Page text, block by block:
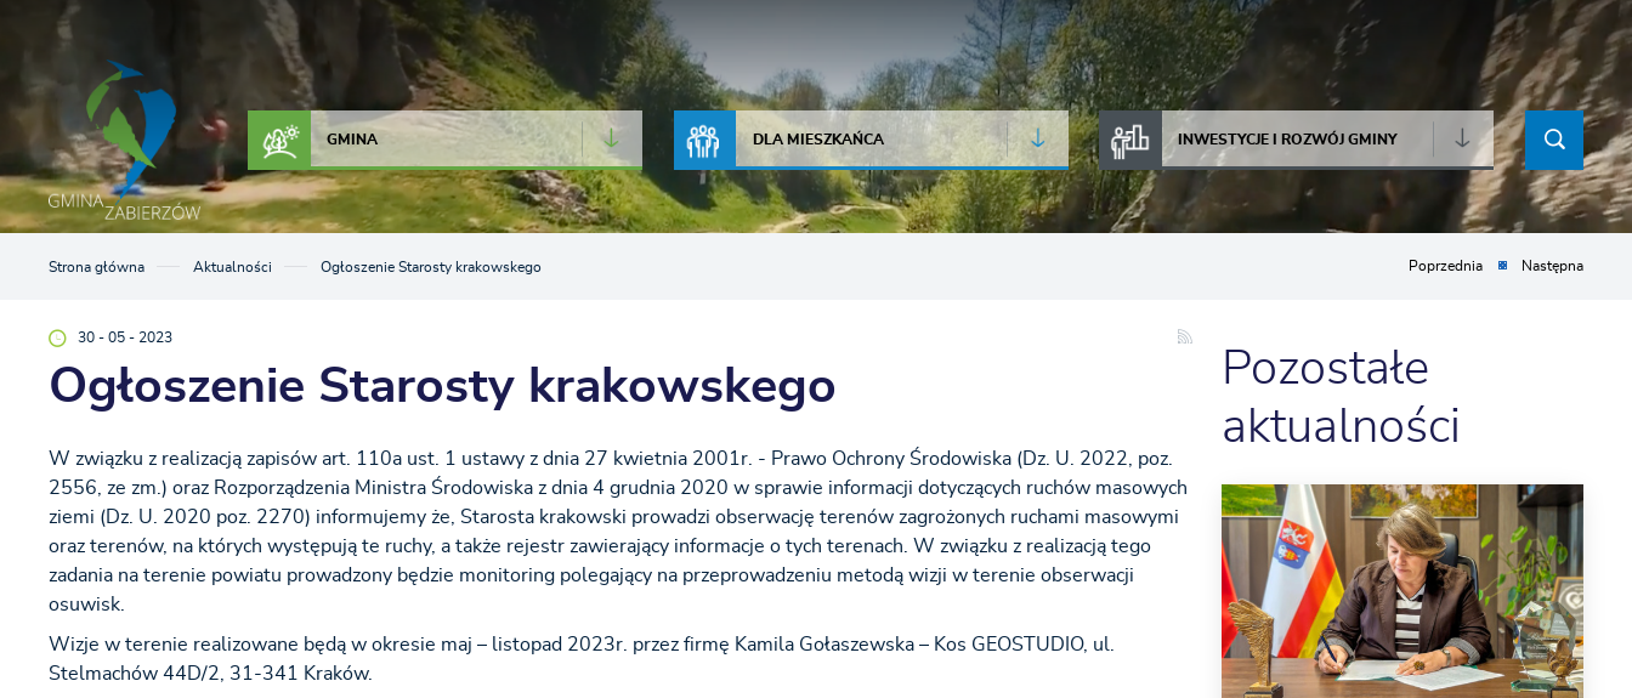
Przejdź do menu.
Przejdź do wyszukiwarki.
Przejdź do treści.
Przejdź do ustawień wielkości czcionki.
Włącz wersję kontrastową strony.
JAKOŚĆ POWIETRZA
GMINA DLA MIESZKAŃCA INWESTYCJE I ROZWÓJ GMINY
Strona główna Aktualności Ogłoszenie Starosty krakowskego Poprzednia Następna
30 - 05 - 2023
Ogłoszenie Starosty krakowskego
W związku z realizacją zapisów art. 110a ust. 1 ustawy z dnia 27 kwietnia 2001r. - Prawo Ochrony Środowiska (Dz. U. 2022, poz.
2556, ze zm.) oraz Rozporządzenia Ministra Środowiska z dnia 4 grudnia 2020 w sprawie informacji dotyczących ruchów masowych
ziemi (Dz. U. 2020 poz. 2270) informujemy że, Starosta krakowski prowadzi obserwację terenów zagrożonych ruchami masowymi
oraz terenów, na których występują te ruchy, a także rejestr zawierający informacje o tych terenach. W związku z realizacją tego
zadania na terenie powiatu prowadzony będzie monitoring polegający na przeprowadzeniu metodą wizji w terenie obserwacji
osuwisk.
Wizje w terenie realizowane będą w okresie maj – listopad 2023r. przez firmę Kamila Gołaszewska – Kos GEOSTUDIO, ul.
Stelmachów 44D/2, 31-341 Kraków.
Pozostałe
aktualności